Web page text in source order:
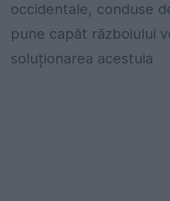
occidentale, conduse
pune capăt războiului
soluționarea acestuia